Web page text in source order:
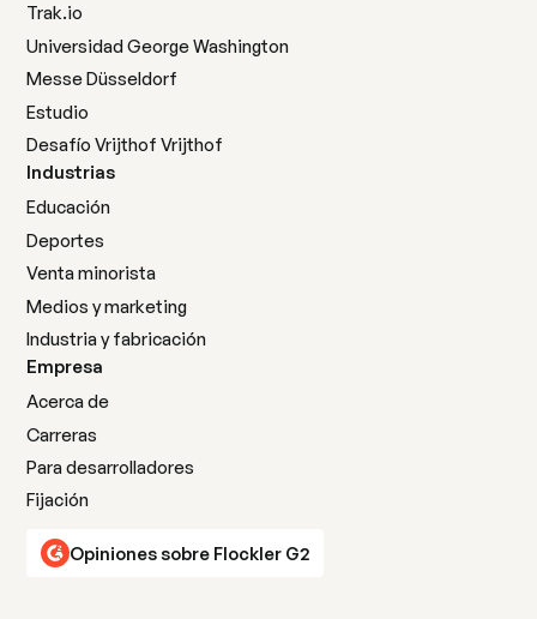
Trak.io
Universidad George Washington
Messe Düsseldorf
Estudio
Desafío Vrijthof Vrijthof
Industrias
Educación
Deportes
Venta minorista
Medios y marketing
Industria y fabricación
Empresa
Acerca de
Carreras
Para desarrolladores
Fijación
Opiniones sobre Flockler G2